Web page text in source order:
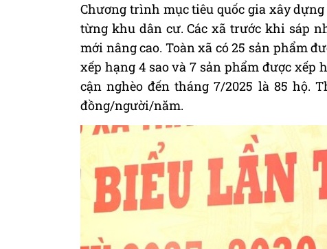
Chương trình mục tiêu quốc gia xây
từng khu dân cư. Các xã trước khi sáp
mới nâng cao. Toàn xã có 25 sản phẩm
xếp hạng 4 sao và 7 sản phẩm được xếp
cận nghèo đến tháng 7/2025 là 85 hộ.
đồng/người/năm.